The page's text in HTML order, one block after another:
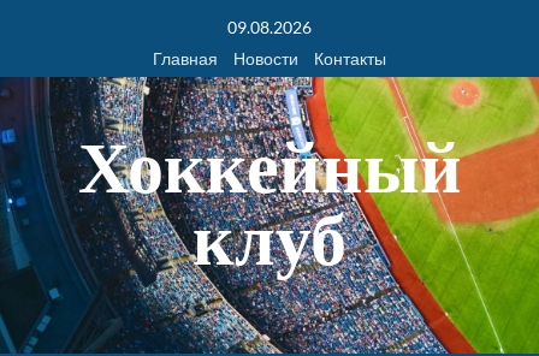
09.08.2026
Главная
Новости Контакты
Хоккейный
клуб